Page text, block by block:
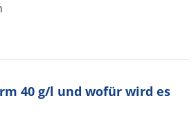
40 g/l und wofür wird es